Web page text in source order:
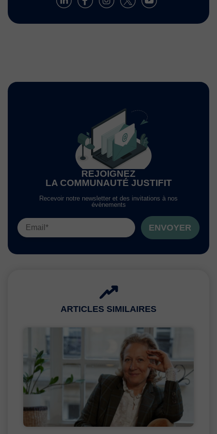
REJOIGNEZ
LA COMMUNAUTÉ JUSTIFIT
Recevoir notre newsletter et des invitations à nos
évènements
ENVOYER
ARTICLES SIMILAIRES